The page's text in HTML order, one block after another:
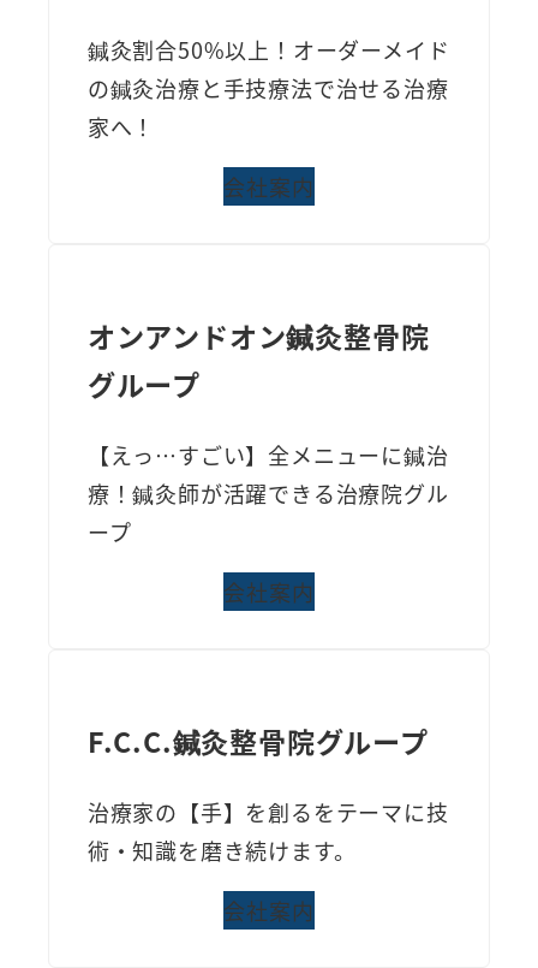
鍼灸割合50%以上！オーダーメイド
の鍼灸治療と手技療法で治せる治療
家へ！
会社案内
オンアンドオン鍼灸整骨院
グループ
【えっ…すごい】全メニューに鍼治
療！鍼灸師が活躍できる治療院グル
ープ
会社案内
F.C.C.鍼灸整骨院グループ
治療家の【手】を創るをテーマに技
術・知識を磨き続けます。
会社案内